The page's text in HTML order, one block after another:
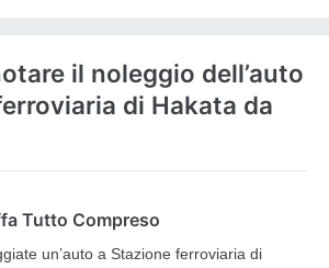
il noleggio dell’auto
di Hakata da
Tutto Compreso
un’auto a Stazione ferroviaria di